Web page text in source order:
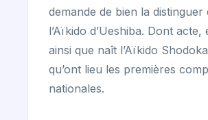
demande de bien la distinguer
l’Aïkido d’Ueshiba. Dont acte,
ainsi que naît l’Aïkido
qu’ont lieu les premières
nationales.